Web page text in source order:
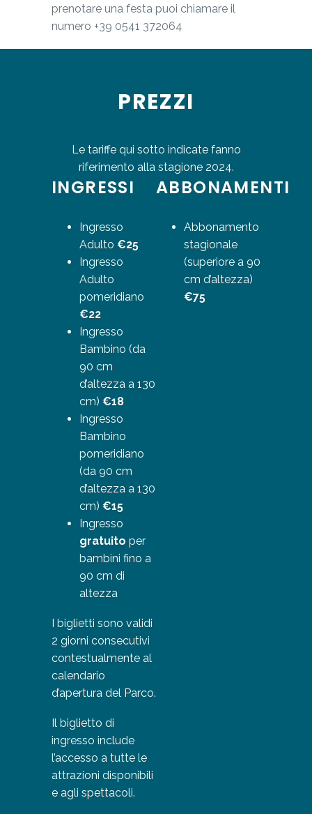
prenotare una festa puoi chiamare il
numero +39 0541 372064
PREZZI
Le tariffe qui sotto indicate fanno
riferimento alla stagione 2024.
INGRESSI
Ingresso
Adulto €25
Ingresso
Adulto
pomeridiano
€22
Ingresso
Bambino (da
90 cm
d’altezza a 130
cm) €18
Ingresso
Bambino
pomeridiano
(da 90 cm
d’altezza a 130
cm) €15
Ingresso
gratuito per
bambini fino a
90 cm di
altezza
I biglietti sono validi
2 giorni consecutivi
contestualmente al
calendario
d’apertura del Parco.
Il biglietto di
ingresso include
l’accesso a tutte le
attrazioni disponibili
e agli spettacoli.
ABBONAMENTI
Abbonamento
stagionale
(superiore a 90
cm d’altezza)
€75